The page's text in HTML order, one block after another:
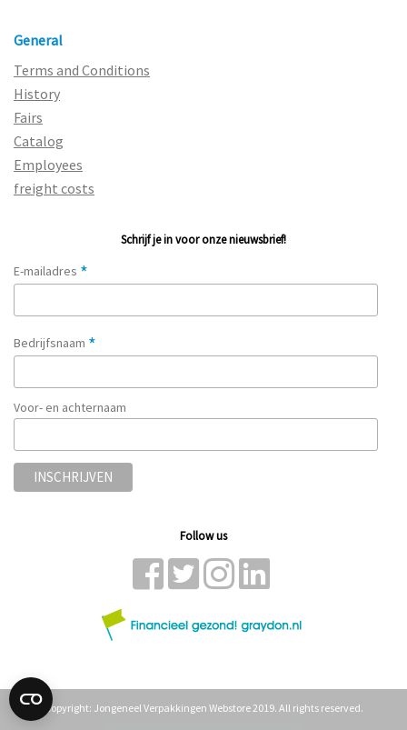
General
Terms and Conditions
History
Fairs
Catalog
Employees
freight costs
Schrijf je in voor onze nieuwsbrief!
E-mailadres *
Bedrijfsnaam *
Voor- en achternaam
Follow us
Copyright: Jongeneel Verpakkingen Webstore 2019. All rights reserved.